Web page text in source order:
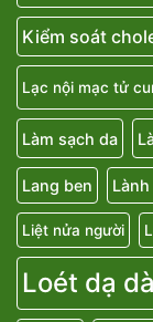
Kiểm soát
Lạc nội mạc tử
Làm sạch da
Lang ben
Liệt nửa người
Loét dạ